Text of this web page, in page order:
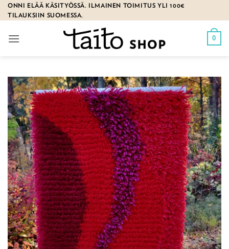
Skip
to
ONNI ELÄÄ KÄSITYÖSSÄ. ILMAINEN TOIMITUS YLI 100€
TILAUKSIIN SUOMESSA.
0